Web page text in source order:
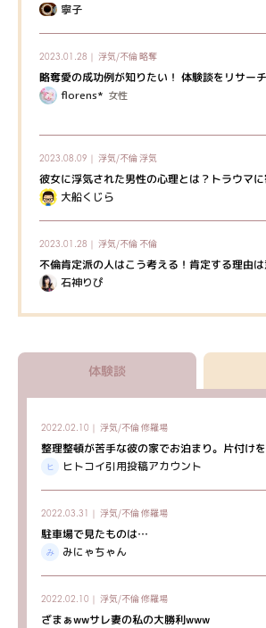
寧子
2023.01.28｜ 浮気/不倫略奪
略奪愛の成功例が知りたい！ 体験談をリサー
florens* 女性
2023.08.09｜ 浮気/不倫浮気
彼女に浮気された男性の心理とは？トラウマ
大船くじら
2023.01.28｜ 浮気/不倫 不倫
不倫肯定派の人はこう考える！肯定する理由
石神りぴ
体験談
2022.02.10｜ 浮気/不倫修羅場
整理整頓が苦手な彼の家でお泊まり。片付け
ヒトコイ引用投稿アカウント
2022.03.31｜ 浮気/不倫修羅場
駐車場で見たものは…
みにゃちゃん
2022.02.10｜ 浮気/不倫修羅場
ざまぁwwサレ妻の私の大勝利www